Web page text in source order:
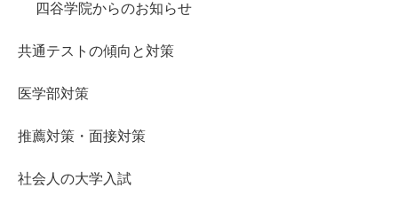
四谷学院からのお知らせ
共通テストの傾向と対策
医学部対策
推薦対策・面接対策
社会人の大学入試